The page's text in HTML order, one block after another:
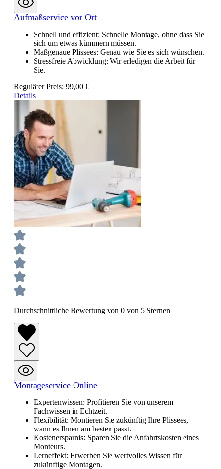
Aufmaßservice vor Ort
Schnell und effizient: Schnelle Montage, ohne dass Sie
sich um etwas kümmern müssen.
Maßgenaue Plissees: Genau wie Sie es sich wünschen.
Stressfreie Abwicklung: Wir erledigen die Arbeit für
Sie.
Regulärer Preis: 99,00 €
Details
Durchschnittliche Bewertung von 0 von 5 Sternen
Montageservice Online
Expertenwissen: Profitieren Sie von unserem
Fachwissen in Echtzeit.
Flexibilität: Montieren Sie zukünftig Ihre Plissees,
wann es Ihnen am besten passt.
Kostenersparnis: Sparen Sie die Anfahrtskosten eines
Monteurs.
Lerneffekt: Erwerben Sie wertvolles Wissen für
zukünftige Montagen.